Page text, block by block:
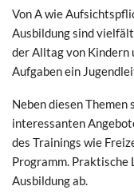
Von A wie
Ausbildung sind
der Alltag von Kindern
Aufgaben ein
Neben diesen
interessanten
des Trainings wie
Programm.
Ausbildung ab.